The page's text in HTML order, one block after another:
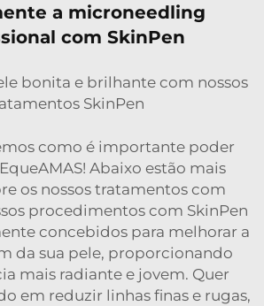
a microneedling
com SkinPen
bonita e brilhante com nossos
SkinPen
como é importante poder
Abaixo estão mais
os nossos tratamentos com
procedimentos com SkinPen
concebidos para melhorar a
da sua pele, proporcionando
mais radiante e jovem. Quer
em reduzir linhas finas e rugas,